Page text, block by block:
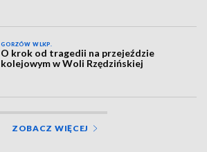
GORZÓW WLKP.
O krok od tragedii na przejeździe
kolejowym w Woli Rzędzińskiej
ZOBACZ WIĘCEJ